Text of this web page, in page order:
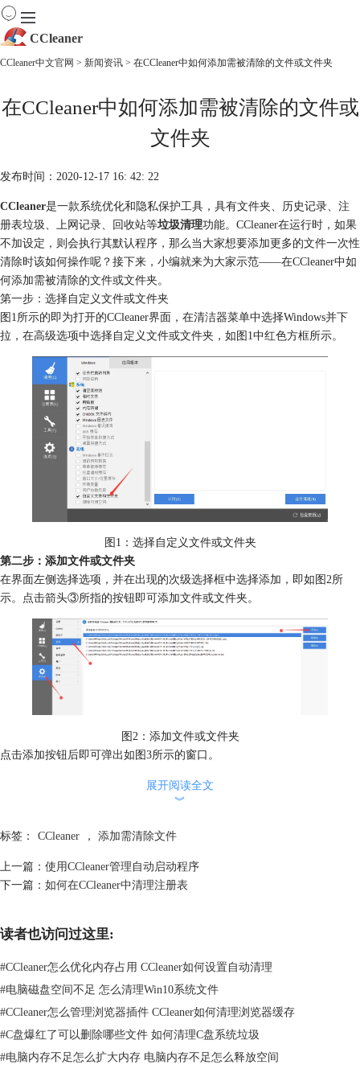
CCleaner
产品
CCleaner中文官网 > 新闻资讯 > 在CCleaner中如何添加需被清除的文件或文件夹
在CCleaner中如何添加需被清除的文件或
文件夹
发布时间：2020-12-17 16: 42: 22
CCleaner是一款系统优化和隐私保护工具，具有文件夹、历史记录、注
册表垃圾、上网记录、回收站等垃圾清理功能。CCleaner在运行时，如果
不加设定，则会执行其默认程序，那么当大家想要添加更多的文件一次性
清除时该如何操作呢？接下来，小编就来为大家示范——在CCleaner中如
何添加需被清除的文件或文件夹。
第一步：选择自定义文件或文件夹
图1所示的即为打开的CCleaner界面，在清洁器菜单中选择Windows并下
拉，在高级选项中选择自定义文件或文件夹，如图1中红色方框所示。
图1：选择自定义文件或文件夹
第二步：添加文件或文件夹
在界面左侧选择选项，并在出现的次级选择框中选择添加，即如图2所
示。点击箭头③所指的按钮即可添加文件或文件夹。
图2：添加文件或文件夹
点击添加按钮后即可弹出如图3所示的窗口。
红色箭头即可添加，如图4所示。
关。默认情况下，CCleaner将包括所选驱动器或文件夹中的所有文件。您
文件扩展名。例如：
•* .doc包含所有.DOC文件
展开阅读全文
︾
标签： CCleaner ， 添加需清除文件
上一篇： 使用CCleaner管理自动启动程序
下一篇： 如何在CCleaner中清理注册表
读者也访问过这里:
#CCleaner怎么优化内存占用 CCleaner如何设置自动清理
#电脑磁盘空间不足 怎么清理Win10系统文件
#CCleaner怎么管理浏览器插件 CCleaner如何清理浏览器缓存
#C盘爆红了可以删除哪些文件 如何清理C盘系统垃圾
#电脑内存不足怎么扩大内存 电脑内存不足怎么释放空间